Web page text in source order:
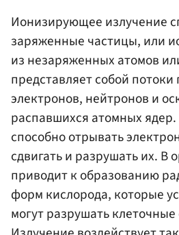
Ионизирующее излучение
заряженные частицы, или
из незаряженных атомов
представляет собой
электронов, нейтронов и
распавшихся атомных
способно отрывать
сдвигать и разрушать их. В
приводит к образованию
форм кислорода, которые
могут разрушать